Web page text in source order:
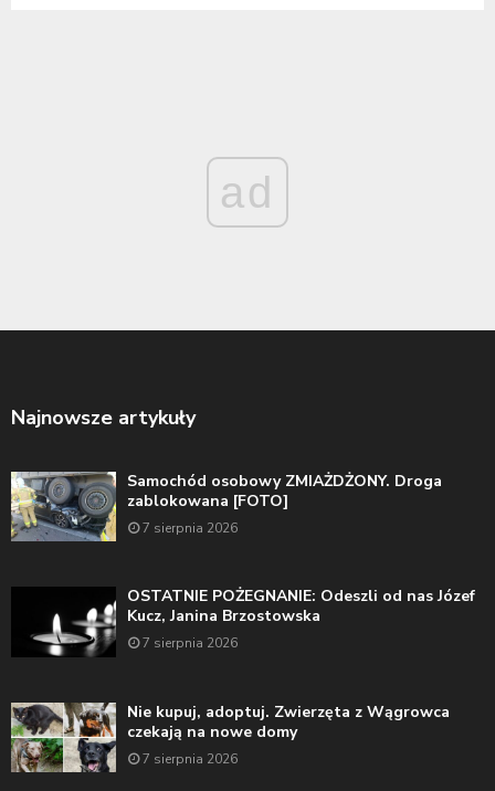
ad
Najnowsze artykuły
Samochód osobowy ZMIAŻDŻONY. Droga
zablokowana [FOTO]
7 sierpnia 2026
OSTATNIE POŻEGNANIE: Odeszli od nas Józef
Kucz, Janina Brzostowska
7 sierpnia 2026
Nie kupuj, adoptuj. Zwierzęta z Wągrowca
czekają na nowe domy
7 sierpnia 2026